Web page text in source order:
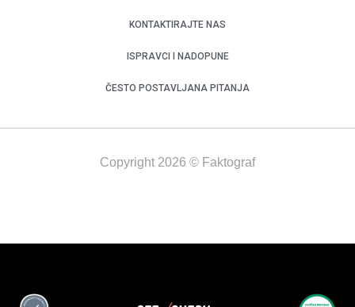
KONTAKTIRAJTE NAS
ISPRAVCI I NADOPUNE
ČESTO POSTAVLJANA PITANJA
Copyright 2026 © Faktograf